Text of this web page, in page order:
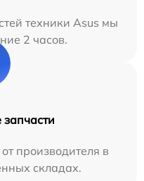
техники Asus мы
2 часов.
производителя в
складах.